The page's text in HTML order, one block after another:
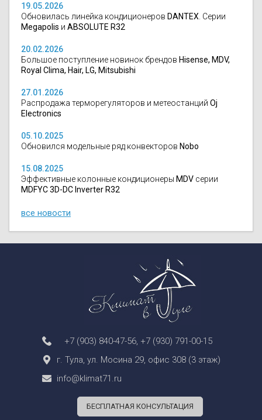
19.05.2026
Обновилась линейка кондиционеров DANTEX . Серии
Megapolis и ABSOLUTE R32
20.02.2026
Большое поступление новинок брендов Hisense, MDV,
Royal Clima, Hair, LG, Mitsubishi
27.01.2026
Распродажа терморегуляторов и метеостанций Oj
Electronics
05.10.2025
Обновился модельные ряд конвекторов Nobo
15.08.2025
Эффективные колонные кондиционеры MDV серии
MDFYC 3D-DC Inverter R32
все новости
+7 (903) 840-47-56 +7 (930) 791-00-15
г. Тула, ул. Мосина 29, офис 308 (3 этаж)
info@klimat71.ru
БЕСПЛАТНАЯ КОНСУЛЬТАЦИЯ